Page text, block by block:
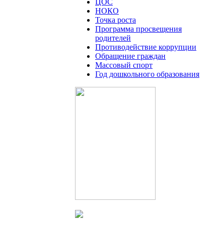
ЦОС
НОКО
Точка роста
Программа просвещения
родителей
Противодействие коррупции
Обращение граждан
Массовый спорт
Год дошкольного образования